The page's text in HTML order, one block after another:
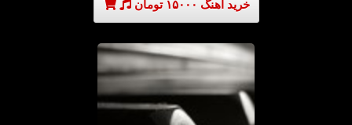
خرید آهنگ ۱۵۰۰۰ تومان